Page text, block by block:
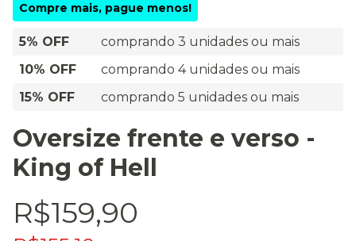
Compre mais, pague menos!
5% OFF
comprando 3 unidades ou mais
10% OFF
comprando 4 unidades ou mais
15% OFF
comprando 5 unidades ou mais
Oversize frente e verso -
King of Hell
R$159,90